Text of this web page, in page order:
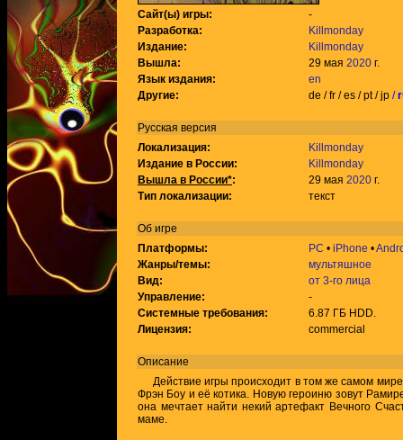
Сайт(ы) игры:
-
Разработка:
Killmonday
Издание:
Killmonday
Вышла:
29 мая 2020 г.
Язык издания:
en
Другие:
de / fr / es / pt / jp /
Русская версия
Локализация:
Killmonday
Издание в России:
Killmonday
Вышла в России*: 29 мая 2020 г.
Тип локализации:
текст
Об игре
Платформы:
PC • iPhone •
Жанры/темы:
мультяшное
Вид:
от 3-го лица
Управление:
-
Системные требования:
6.87 ГБ HDD.
Лицензия:
commercial
Описание
Действие игры происходит в том же самом
Фрэн Боу и её котика. Новую героиню зовут
она мечтает найти некий артефакт Вечного
маме.